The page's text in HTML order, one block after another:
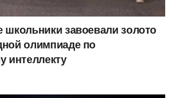
школьники завоевали золото
олимпиаде по
интеллекту